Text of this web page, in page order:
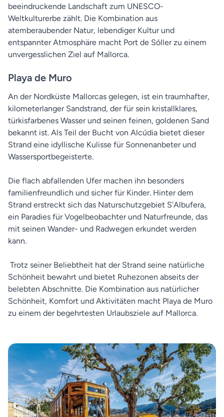
beeindruckende Landschaft zum UNESCO-
Weltkulturerbe zählt. Die Kombination aus
atemberaubender Natur, lebendiger Kultur und
entspannter Atmosphäre macht Port de Sóller zu einem
unvergesslichen Ziel auf Mallorca.
Playa de Muro
An der Nordküste Mallorcas gelegen, ist ein traumhafter,
kilometerlanger Sandstrand, der für sein kristallklares,
türkisfarbenes Wasser und seinen feinen, goldenen Sand
bekannt ist. Als Teil der Bucht von Alcúdia bietet dieser
Strand eine idyllische Kulisse für Sonnenanbeter und
Wassersportbegeisterte.
Die flach abfallenden Ufer machen ihn besonders
familienfreundlich und sicher für Kinder. Hinter dem
Strand erstreckt sich das Naturschutzgebiet S'Albufera,
ein Paradies für Vogelbeobachter und Naturfreunde, das
mit seinen Wander- und Radwegen erkundet werden
kann.
Trotz seiner Beliebtheit hat der Strand seine natürliche
Schönheit bewahrt und bietet Ruhezonen abseits der
belebten Abschnitte. Die Kombination aus natürlicher
Schönheit, Komfort und Aktivitäten macht Playa de Muro
zu einem der begehrtesten Urlaubsziele auf Mallorca.